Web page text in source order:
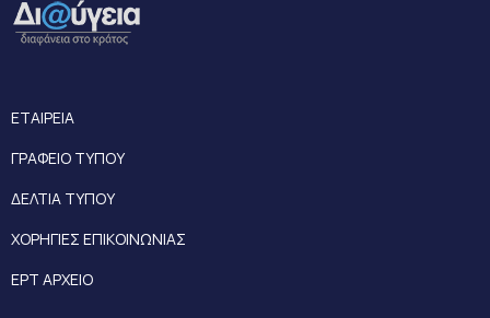
ΕΤΑΙΡΕΙΑ
ΓΡΑΦΕΙΟ ΤΥΠΟΥ
ΔΕΛΤΙΑ ΤΥΠΟΥ
ΧΟΡΗΓΙΕΣ ΕΠΙΚΟΙΝΩΝΙΑΣ
ΕΡΤ ΑΡΧΕΙΟ